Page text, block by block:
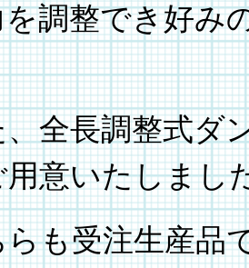
を調整でき好み
全長調整式ダ
用意いたしまし
らも受注生産品